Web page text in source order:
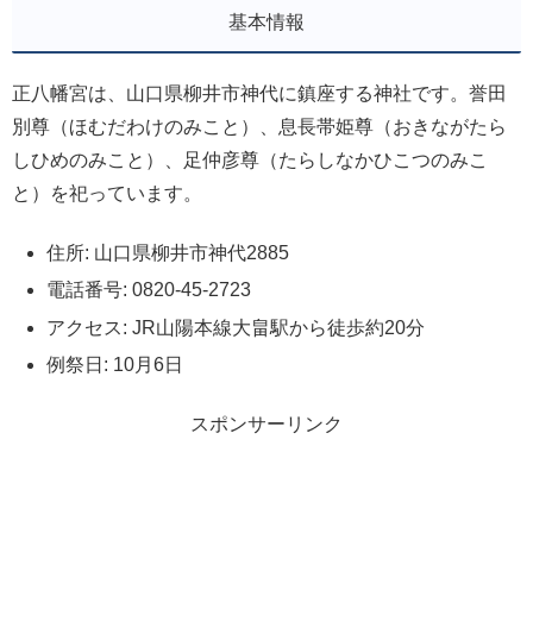
基本情報
正八幡宮は、山口県柳井市神代に鎮座する神社です。誉田
別尊（ほむだわけのみこと）、息長帯姫尊（おきながたら
しひめのみこと）、足仲彦尊（たらしなかひこつのみこ
と）を祀っています。
住所: 山口県柳井市神代2885
電話番号: 0820-45-2723
アクセス: JR山陽本線大畠駅から徒歩約20分
例祭日: 10月6日
スポンサーリンク